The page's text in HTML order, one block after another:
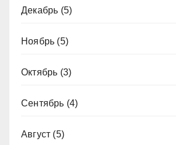
Декабрь (5)
Ноябрь (5)
Октябрь (3)
Сентябрь (4)
Август (5)